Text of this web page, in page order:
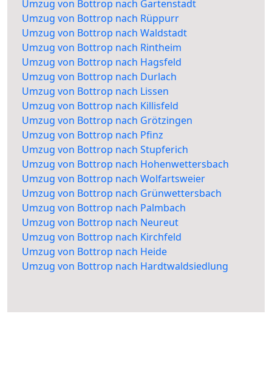
Umzug von Bottrop nach Gartenstadt
Umzug von Bottrop nach Rüppurr
Umzug von Bottrop nach Waldstadt
Umzug von Bottrop nach Rintheim
Umzug von Bottrop nach Hagsfeld
Umzug von Bottrop nach Durlach
Umzug von Bottrop nach Lissen
Umzug von Bottrop nach Killisfeld
Umzug von Bottrop nach Grötzingen
Umzug von Bottrop nach Pfinz
Umzug von Bottrop nach Stupferich
Umzug von Bottrop nach Hohenwettersbach
Umzug von Bottrop nach Wolfartsweier
Umzug von Bottrop nach Grünwettersbach
Umzug von Bottrop nach Palmbach
Umzug von Bottrop nach Neureut
Umzug von Bottrop nach Kirchfeld
Umzug von Bottrop nach Heide
Umzug von Bottrop nach Hardtwaldsiedlung